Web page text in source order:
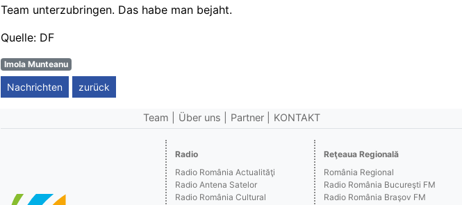
Team unterzubringen. Das habe man bejaht.
Quelle: DF
Imola Munteanu
Nachrichten zurück
Team Über uns Partner KONTAKT
Radio
Radio România Actualităţi
Radio Antena Satelor
Radio România Cultural
Reţeaua Regională
România Regional
Radio România Bucureşti FM
Radio România Braşov FM